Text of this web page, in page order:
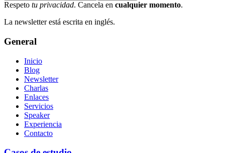
Respeto tu privacidad. Cancela en cualquier momento.
La newsletter está escrita en inglés.
General
Inicio
Blog
Newsletter
Charlas
Enlaces
Servicios
Speaker
Experiencia
Contacto